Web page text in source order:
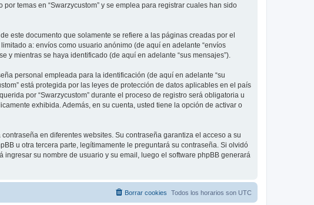
temas en “Swarzycustom” y se emplea para registrar cuales han sido
este documento que solamente se refiere a las páginas creadas por el
a: envíos como usuario anónimo (de aquí en adelante “envíos
y mientras se haya identificado (de aquí en adelante “sus mensajes”).
personal empleada para la identificación (de aquí en adelante “su
está protegida por las leyes de protección de datos aplicables en el país
por “Swarzycustom” durante el proceso de registro será obligatoria u
exhibida. Además, en su cuenta, usted tiene la opción de activar o
en diferentes websites. Su contraseña garantiza el acceso a su
u otra tercera parte, legítimamente le preguntará su contraseña. Si olvidó
su nombre de usuario y su email, luego el software phpBB generará
Todos los horarios son UTC
Borrar cookies